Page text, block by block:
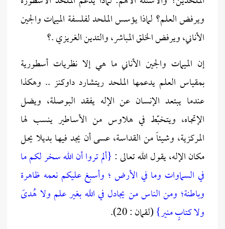
ويرفض العلم؟ لماذا يؤسس الملحد لفلسفة الميمات والجين
الأناني، ويرفض الخلق المباشر، والتدين الغريزي .؟
إن الميمات والجين الأناني ما هي إلا نظريات أسطورية
بمقياس العلم يدعمها الملحد ريتشارد داوكنز .. وهكذا
عندما يبتعد الإنسـان عن الإله يفقد البوصلة، ويضل
الإتجـاه، ويتخبّط في هلاوس من الأسـاطير ينسب لها
المركزية، وشيئاً من القداسـة، عسى أن يجد فيهـا بديلا يحـل
مكان الإله، يقول الله تعالى : {ألم تروا أن الله سخر لكم ما
في السماوات وما في الأرض ؛ وأسبغ عليكم نعمه ظاهرة
وباطنة؛ ومن الناس من يجادل في الله بغير علم ولا هُدىً
ولا كتابٍ منير}(لقمان : 20).